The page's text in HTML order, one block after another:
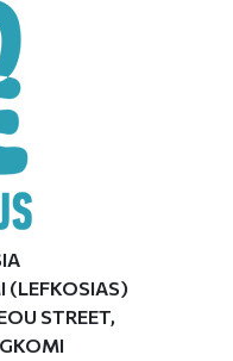
(LEFKOSIAS)
STREET,